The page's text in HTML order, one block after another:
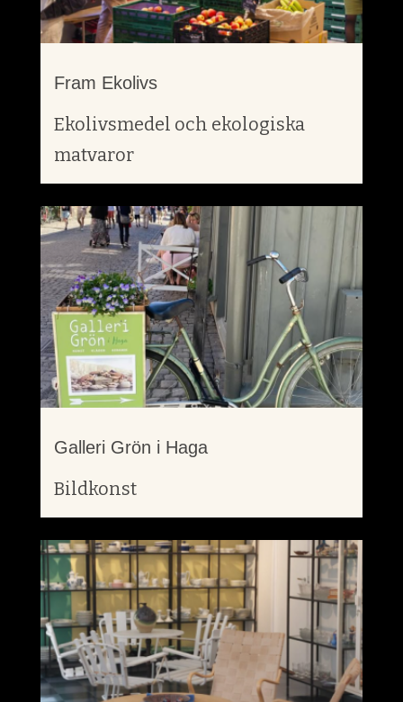
Fram Ekolivs
Ekolivsmedel och ekologiska
matvaror
Galleri Grön i Haga
Bildkonst